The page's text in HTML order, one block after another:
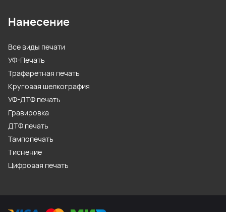
Нанесение
Все виды печати
УФ-Печать
Трафаретная печать
Круговая шелкография
УФ-ДТФ печать
Гравировка
ДТФ печать
Тампопечать
Тиснение
Цифровая печать